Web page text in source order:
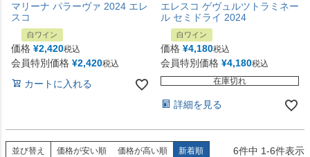
マリーナ パラーヴァ 2024 エレ
スコ
白ワイン
価格 ¥2,420税込
会員特別価格 ¥2,420税込
カートに入れる
エレスコ ゲヴュルツトラミネー
ル セミドライ 2024
白ワイン
価格 ¥4,180税込
会員特別価格 ¥4,180税込
在庫切れ
詳細を見る
並び替え 価格が安い順 価格が高い順 新着順 6件中 1-6件表示